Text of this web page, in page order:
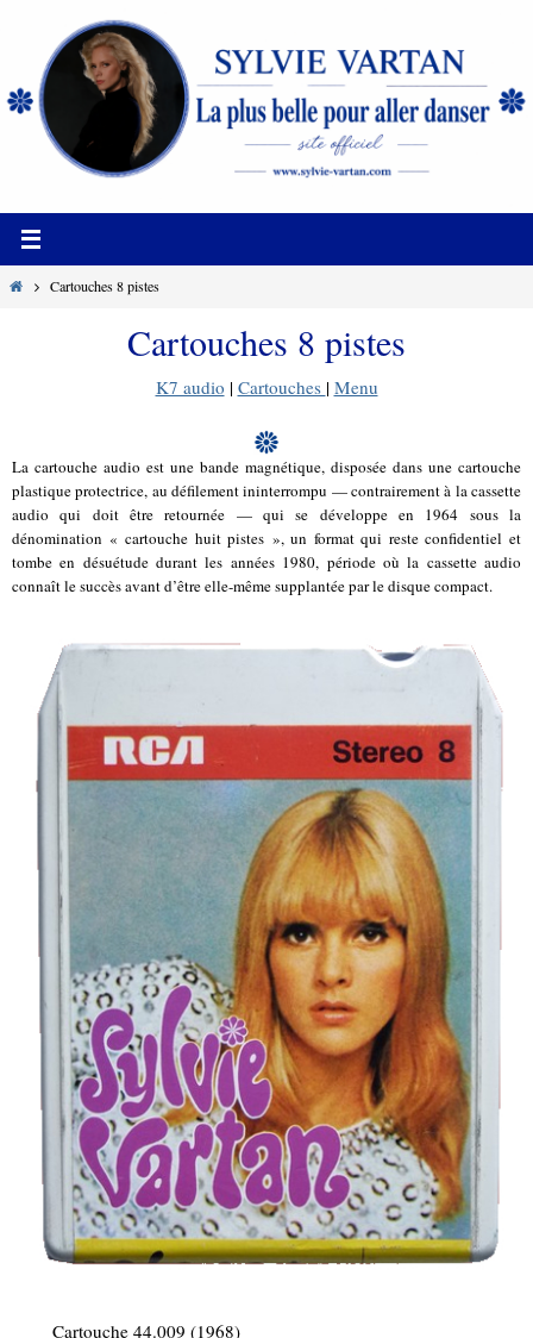
contenu
HomeCartouches 8 pistes
Cartouches 8 pistes
K7 audio | Cartouches | Menu
La cartouche audio est une bande magnétique, disposée dans une cartouche
plastique protectrice, au défilement ininterrompu — contrairement à la cassette
audio qui doit être retournée — qui se développe en 1964 sous la
dénomination « cartouche huit pistes », un format qui reste confidentiel et
tombe en désuétude durant les années 1980, période où la cassette audio
connaît le succès avant d’être elle-même supplantée par le disque compact.
Cartouche 44.009 (1968)